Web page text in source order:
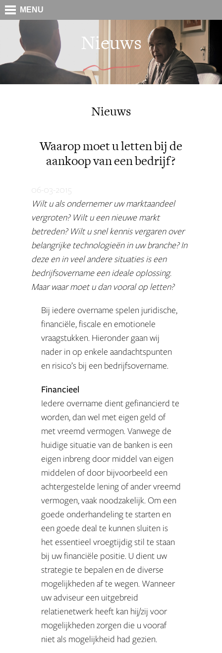
MENU
Nieuws
Nieuws
Waarop moet u letten bij de
aankoop van een bedrijf?
06-03-2015
Wilt u als ondernemer uw marktaandeel
vergroten? Wilt u een nieuwe markt
betreden? Wilt u snel kennis vergaren over
belangrijke technologieën in uw branche? In
deze en in veel andere situaties is een
bedrijfsovername een ideale oplossing.
Maar waar moet u dan vooral op letten?
Bij iedere overname spelen juridische,
financiële, fiscale en emotionele
vraagstukken. Hieronder gaan wij
nader in op enkele aandachtspunten
en risico’s bij een bedrijfsovername.
Financieel
Iedere overname dient gefinancierd te
worden, dan wel met eigen geld of
met vreemd vermogen. Vanwege de
huidige situatie van de banken is een
eigen inbreng door middel van eigen
middelen of door bijvoorbeeld een
achtergestelde lening of ander vreemd
vermogen, vaak noodzakelijk. Om een
goede onderhandeling te starten en
een goede deal te kunnen sluiten is
het essentieel vroegtijdig stil te staan
bij uw financiële positie. U dient uw
strategie te bepalen en de diverse
mogelijkheden af te wegen. Wanneer
uw adviseur een uitgebreid
relatienetwerk heeft kan hij/zij voor
mogelijkheden zorgen die u vooraf
niet als mogelijkheid had gezien.